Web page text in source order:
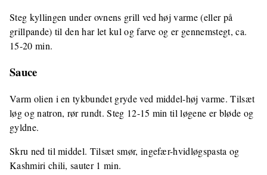
Steg kyllingen under ovnens grill ved høj varme (eller på
grillpande) til den har let kul og farve og er gennemstegt, ca.
15-20 min.
Sauce
Varm olien i en tykbundet gryde ved middel-høj varme. Tilsæt
løg og natron, rør rundt. Steg 12-15 min til løgene er bløde og
gyldne.
Skru ned til middel. Tilsæt smør, ingefær-hvidløgspasta og
Kashmiri chili, sauter 1 min.